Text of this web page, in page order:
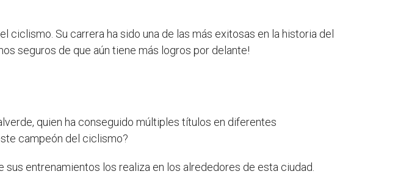
Su carrera ha sido una de las más exitosas en la historia del
seguros de que aún tiene más logros por delante!
quien ha conseguido múltiples títulos en diferentes
campeón del ciclismo?
sus entrenamientos los realiza en los alrededores de esta ciudad.